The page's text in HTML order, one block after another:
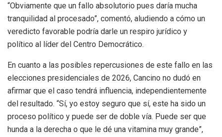
“Obviamente que un fallo absolutorio pues daría mucha
tranquilidad al procesado”, comentó, aludiendo a cómo un
veredicto favorable podría darle un respiro jurídico y
político al líder del Centro Democrático.
En cuanto a las posibles repercusiones de este fallo en las
elecciones presidenciales de 2026, Cancino no dudó en
afirmar que el caso tendrá influencia, independientemente
del resultado. “Sí, yo estoy seguro que sí, este ha sido un
proceso político y puede ser de doble vía. Puede ser que
hunda a la derecha o que le dé una vitamina muy grande”,